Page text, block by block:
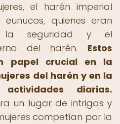
el harén imperial
quienes eran
la seguridad y el
del harén. Estos
papel crucial en la
del harén y en la
diarias.
un lugar de intrigas y
competían por la